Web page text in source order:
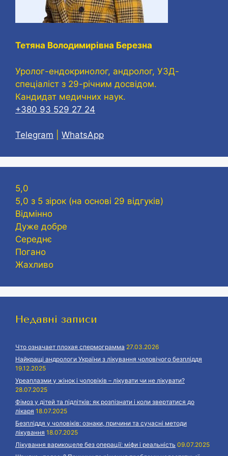
Тетяна Володимирівна Березна
Уролог-ендокринолог, андролог, УЗД-
спеціаліст з 29-річним досвідом.
Кандидат медичних наук.
+380 93 529 27 24
Telegram WhatsApp
5,0
5,0 з 5 зірок (на основі 29 відгуків)
Відмінно
Дуже добре
Середнє
Погано
Жахливо
Недавні записи
Что означает плохая спермограмма 27.03.2026
Найкращі андрологи України з лікування чоловічого безпліддя
19.12.2025
Уреаплазми у жінок і чоловіків – лікувати чи не лікувати?
28.07.2025
Фімоз у дітей та підлітків: як розпізнати і коли звертатися до
лікаря 18.07.2025
Безпліддя у чоловіків: ознаки, причини та сучасні методи
лікування 18.07.2025
Лікування варикоцеле без операції: міфи і реальність 09.07.2025